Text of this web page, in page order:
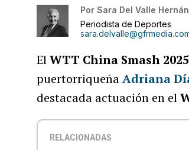
Por Sara Del Valle
Periodista de Deportes
ElWTT China Smash 2025
puertorriqueñaAdriana
destacada actuación en el
RELACIONADAS